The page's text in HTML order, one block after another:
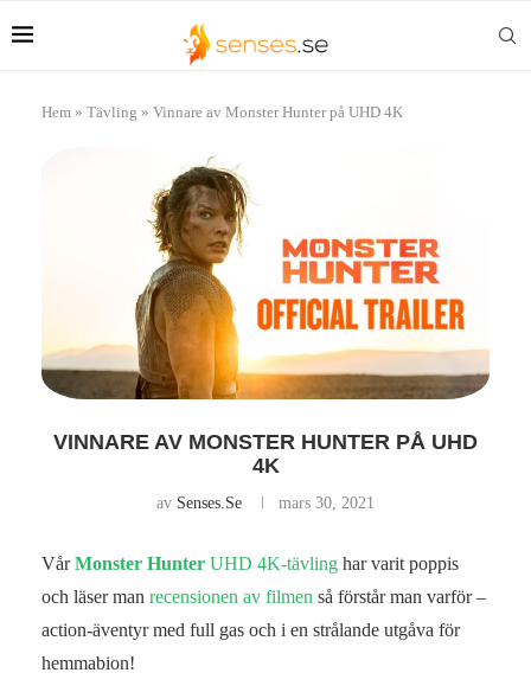
Hem » Tävling » Vinnare av Monster Hunter på UHD 4K
VINNARE AV MONSTER HUNTER PÅ UHD
4K
av Senses.se mars 30, 2021
VårMonster Hunter UHD 4K-tävling har varit poppis
och läser man recensionen av filmen så förstår man varför –
action-äventyr med full gas och i en strålande utgåva för
hemmabion!